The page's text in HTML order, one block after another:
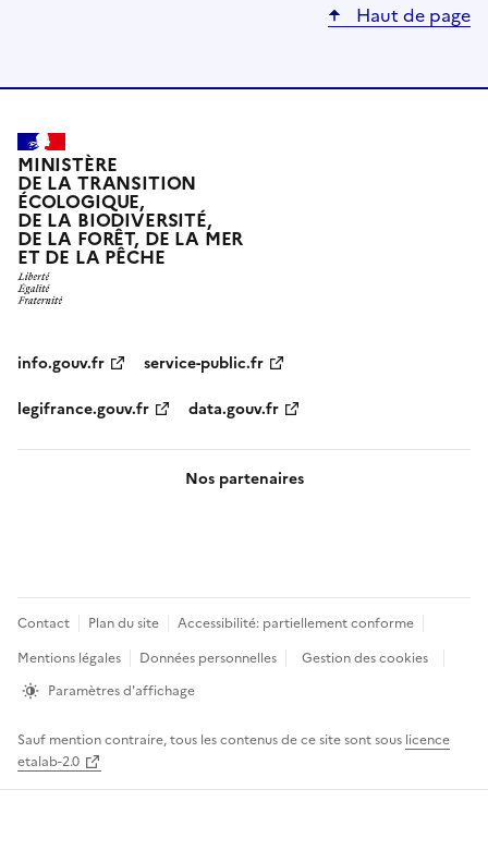
Haut de page
MINISTÈRE
DE LA TRANSITION
ÉCOLOGIQUE,
DE LA BIODIVERSITÉ,
DE LA FORÊT, DE LA MER
ET DE LA PÊCHE
info.gouv.fr
service-public.fr
legifrance.gouv.fr
data.gouv.fr
Nos partenaires
Pied
de
page
Contact Plan du site
Accessibilité: partiellement conforme
Mentions légales
Données personnelles
Gestion des cookies
Paramètres d'affichage
Sauf mention contraire, tous les contenus de ce site sont sous licence
etalab-2.0